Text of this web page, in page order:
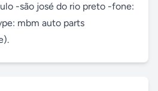
-são josé do rio preto -fone:
mbm auto parts